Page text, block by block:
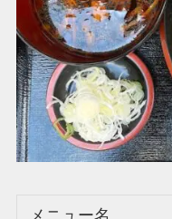
メニュー名